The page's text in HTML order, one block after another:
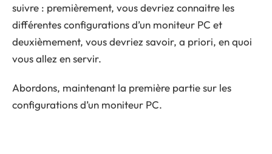
suivre : premièrement, vous devriez connaitre les
différentes configurations d’un moniteur PC et
deuxièmement, vous devriez savoir, a priori, en quoi
vous allez en servir.
Abordons, maintenant la première partie sur les
configurations d’un moniteur PC.